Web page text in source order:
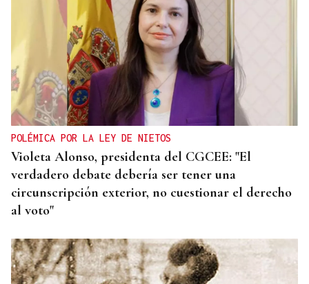
POLÉMICA POR LA LEY DE NIETOS
Violeta Alonso, presidenta del CGCEE: "El
verdadero debate debería ser tener una
circunscripción exterior, no cuestionar el derecho
al voto"